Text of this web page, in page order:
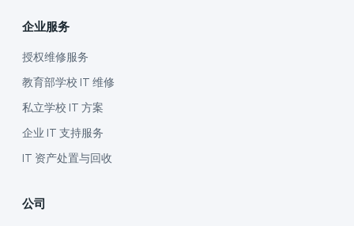
企业服务
授权维修服务
教育部学校 IT 维修
私立学校 IT 方案
企业 IT 支持服务
IT 资产处置与回收
公司